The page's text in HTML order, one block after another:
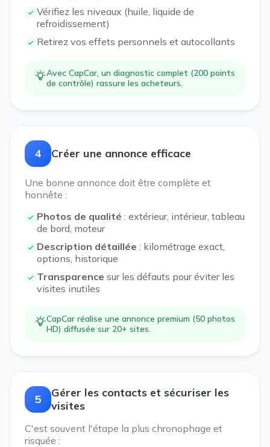
Vérifiez les niveaux (huile, liquide de
refroidissement)
Retirez vos effets personnels et autocollants
Avec CapCar, un diagnostic complet (200 points
de contrôle) rassure les acheteurs.
4 Créer une annonce efficace
Une bonne annonce doit être complète et
honnête :
Photos de qualité : extérieur, intérieur, tableau
de bord, moteur
Description détaillée : kilométrage exact,
options, historique
Transparence sur les défauts pour éviter les
visites inutiles
CapCar réalise une annonce premium (50 photos
HD) diffusée sur 20+ sites.
5
Gérer les contacts et sécuriser les
visites
C'est souvent l'étape la plus chronophage et
risquée :